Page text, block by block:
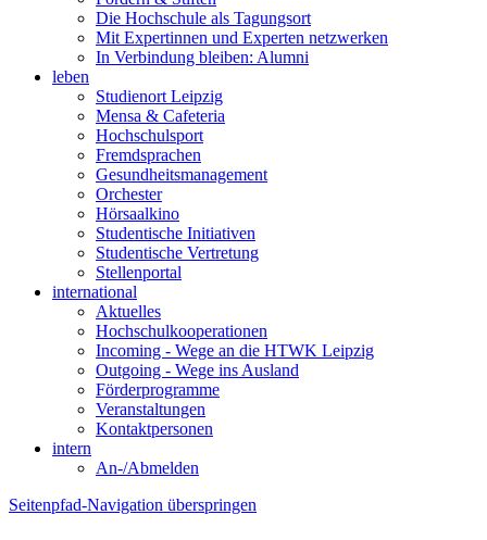
Die Hochschule als Tagungsort
Mit Expertinnen und Experten netzwerken
In Verbindung bleiben: Alumni
leben
Studienort Leipzig
Mensa & Cafeteria
Hochschulsport
Fremdsprachen
Gesundheitsmanagement
Orchester
Hörsaalkino
Studentische Initiativen
Studentische Vertretung
Stellenportal
international
Aktuelles
Hochschulkooperationen
Incoming - Wege an die HTWK Leipzig
Outgoing - Wege ins Ausland
Förderprogramme
Veranstaltungen
Kontaktpersonen
intern
An-/Abmelden
Seitenpfad-Navigation überspringen